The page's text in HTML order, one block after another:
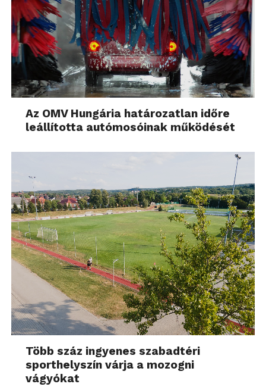
Az OMV Hungária határozatlan időre
leállította autómosóinak működését
Több száz ingyenes szabadtéri
sporthelyszín várja a mozogni
vágyókat